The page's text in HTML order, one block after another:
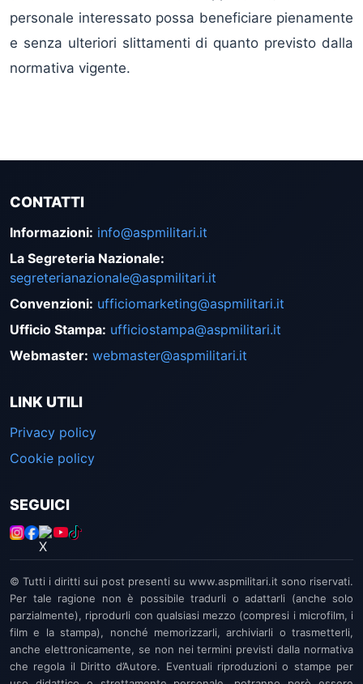
personale interessato possa beneficiare pienamente
e senza ulteriori slittamenti di quanto previsto dalla
normativa vigente.
CONTATTI
Informazioni: info@aspmilitari.it
La Segreteria Nazionale:
segreterianazionale@aspmilitari.it
Convenzioni: ufficiomarketing@aspmilitari.it
Ufficio Stampa: ufficiostampa@aspmilitari.it
Webmaster: webmaster@aspmilitari.it
LINK UTILI
Privacy policy
Cookie policy
SEGUICI
© Tutti i diritti sui post presenti su www.aspmilitari.it sono riservati.
Per tale ragione non è possibile tradurli o adattarli (anche solo
parzialmente), riprodurli con qualsiasi mezzo (compresi i microfilm, i
film e la stampa), nonché memorizzarli, archiviarli o trasmetterli,
anche elettronicamente, se non nei termini previsti dalla normativa
che regola il Diritto d’Autore. Eventuali riproduzioni o stampe per